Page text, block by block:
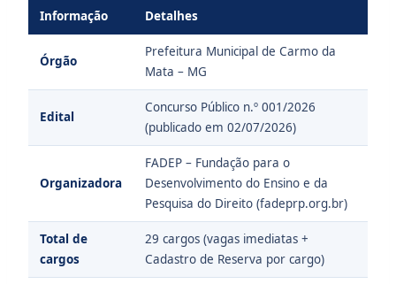
Informação Detalhes
Órgão
Prefeitura Municipal de Carmo da
Mata – MG
Edital
Concurso Público n.º 001/2026
(publicado em 02/07/2026)
Organizadora
FADEP – Fundação para o
Desenvolvimento do Ensino e da
Pesquisa do Direito (fadeprp.org.br)
Total de
cargos
29 cargos (vagas imediatas +
Cadastro de Reserva por cargo)